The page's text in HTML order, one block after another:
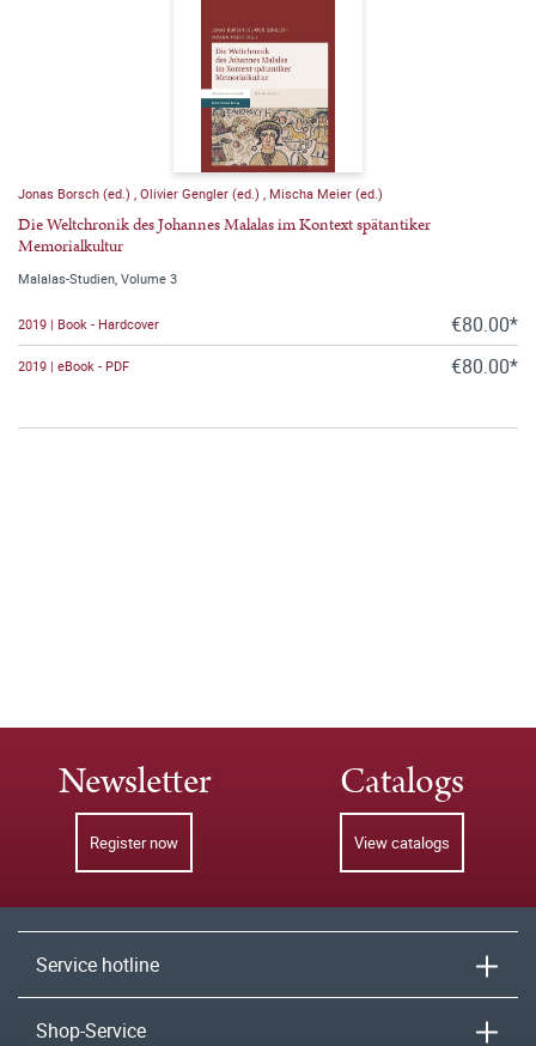
Jonas Borsch (ed.) Olivier Gengler (ed.) Mischa Meier (ed.)
Die Weltchronik des Johannes Malalas im Kontext spätantiker
Memorialkultur
Malalas-Studien, Volume 3
2019 | Book - Hardcover €80.00*
2019 | eBook - PDF €80.00*
Newsletter
Register now
Catalogs
View catalogs
Service hotline
Shop-Service